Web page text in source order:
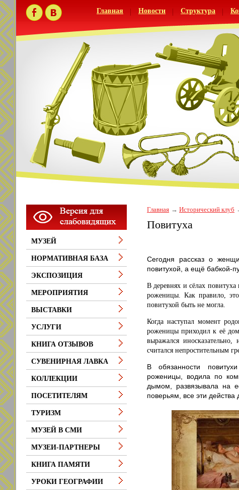
Главная Новости Структура
Главная Исторический клуб
Повитуха
Сегодня рассказ о
повитухой, а ещё бабкой-
В деревнях и сёлах
роженицы. Как правило,
повитухой быть не могла.
Когда наступал момент
роженицы приходил к её
выражался
считался непростительным
В обязанности
роженицы, водила по
дымом, развязывала на
поверьям, все эти
МУЗЕЙ
НОРМАТИВНАЯ БАЗА
ЭКСПОЗИЦИЯ
МЕРОПРИЯТИЯ
ВЫСТАВКИ
УСЛУГИ
КНИГА ОТЗЫВОВ
СУВЕНИРНАЯ ЛАВКА
КОЛЛЕКЦИИ
ПОСЕТИТЕЛЯМ
ТУРИЗМ
МУЗЕЙ В СМИ
МУЗЕИ-ПАРТНЕРЫ
КНИГА ПАМЯТИ
УРОКИ ГЕОГРАФИИ